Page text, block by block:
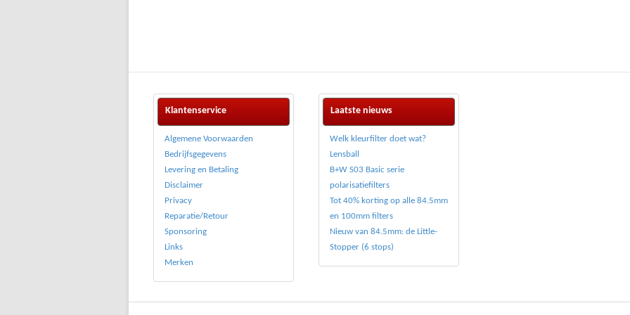
Klantenservice
Algemene Voorwaarden
Bedrijfsgegevens
Levering en Betaling
Disclaimer
Privacy
Reparatie/Retour
Sponsoring
Links
Merken
Laatste nieuws
Welk kleurfilter doet wat?
Lensball
B+W S03 Basic serie
polarisatiefilters
Tot 40% korting op alle 84.5mm
en 100mm filters
Nieuw van 84.5mm: de Little-
Stopper (6 stops)